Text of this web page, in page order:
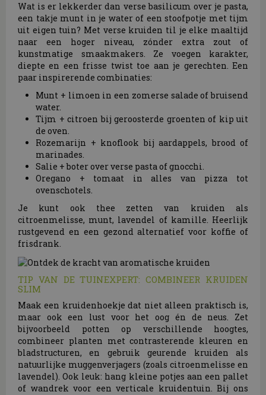
Wat is er lekkerder dan verse basilicum over je pasta,
een takje munt in je water of een stoofpotje met tijm
uit eigen tuin? Met verse kruiden til je elke maaltijd
naar een hoger niveau, zónder extra zout of
kunstmatige smaakmakers. Ze voegen karakter,
diepte en een frisse twist toe aan je gerechten. Een
paar inspirerende combinaties:
Munt + limoen in een zomerse salade of bruisend
water.
Tijm + citroen bij geroosterde groenten of kip uit
de oven.
Rozemarijn + knoflook bij aardappels, brood of
marinades.
Salie + boter over verse pasta of gnocchi.
Oregano + tomaat in alles van pizza tot
ovenschotels.
Je kunt ook thee zetten van kruiden als
citroenmelisse, munt, lavendel of kamille. Heerlijk
rustgevend en een gezond alternatief voor koffie of
frisdrank.
TIP VAN DE TUINEXPERT: COMBINEER KRUIDEN
SLIM
Maak een kruidenhoekje dat niet alleen praktisch is,
maar ook een lust voor het oog én de neus. Zet
bijvoorbeeld potten op verschillende hoogtes,
combineer planten met contrasterende kleuren en
bladstructuren, en gebruik geurende kruiden als
natuurlijke muggenverjagers (zoals citroenmelisse en
lavendel). Ook leuk: hang kleine potjes aan een pallet
of wandrek voor een verticale kruidentuin. Bij ons